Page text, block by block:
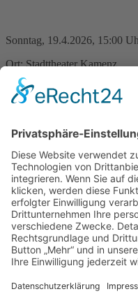
Sonntag, 19.4.2026, 15:00
Ort: Stadttheater Kamenz
Das Blasorchester der
und andere moderne Stücke.
Blasmusik zu pflegen und
Auch im diesjährigen
vertreten. Auch einige neue
erscheinen. Lassen Sie sich
wunderschöner Nachmittag.
Zurück
»facebook.com/kamenz.news
»facebook.com/
»instagramm.com/